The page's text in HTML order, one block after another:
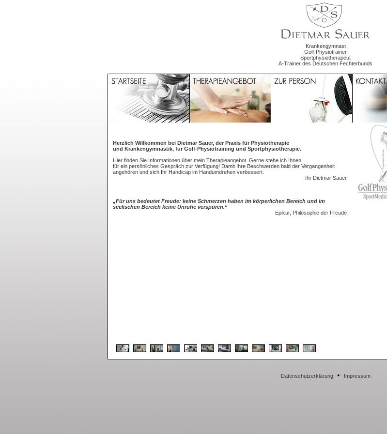
Krankengymnast
Golf-Physiotrainer
Sportphysiotherapeut
A-Trainer des Deutschen Fechterbunds
Herzlich Willkommen bei Dietmar Sauer, der Praxis für Physiotherapie
und Krankengymnastik, für Golf-Physiotraining und Sportphysiotherapie.
Hier finden Sie Informationen über mein Therapieangebot. Gerne stehe ich Ihnen
für ein persönliches Gespräch zur Verfügung! Damit Ihre Beschwerden bald der Vergangenheit
angehören und sich Ihr Handicap im Handumdrehen verbessert.
Ihr Dietmar Sauer
„Für uns bedeutet Freude: keine Schmerzen haben im körperlichen Bereich und im
seelischen Bereich keine Unruhe verspüren.“
Epikur, Philosophie der Freude
Datenschutzerklärung• Impressum